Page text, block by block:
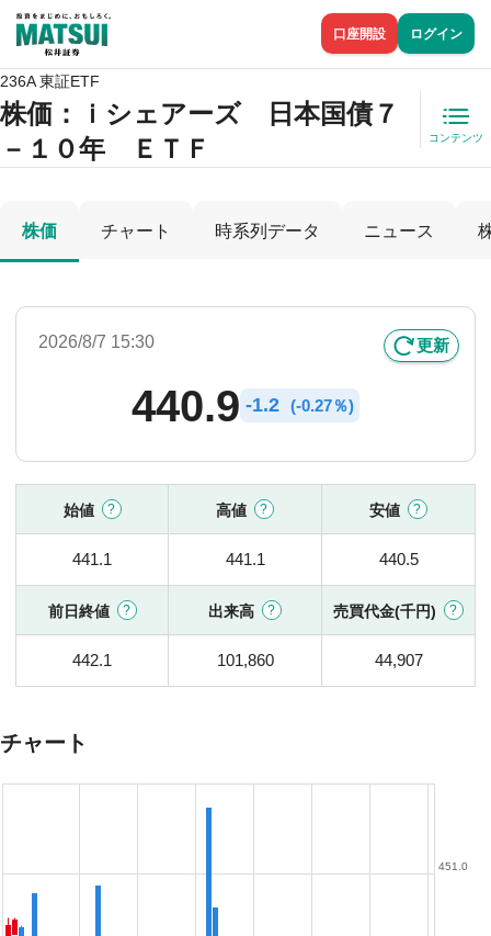
口座開設 ログイン
236A 東証ETF
株価 ：ｉシェアーズ 日本国債７
－１０年 ＥＴＦ
コンテンツ
株価 チャート 時系列データ ニュース
2026/8/7 15:30 更新
440.9 -1.2 (-0.27％)
始値 高値 安値
441.1 441.1 440.5
前日終値 出来高 売買代金(千円)
442.1 101,860 44,907
チャート
451.0